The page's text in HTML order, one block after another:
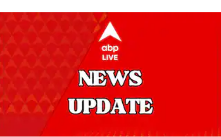
হুমায়ুন কবীরের
কবীরের